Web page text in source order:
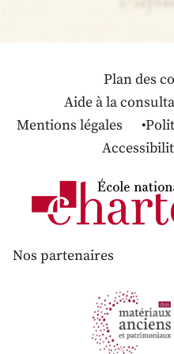
Plan des
Aide à la
Mentions légales
Nos partenaires